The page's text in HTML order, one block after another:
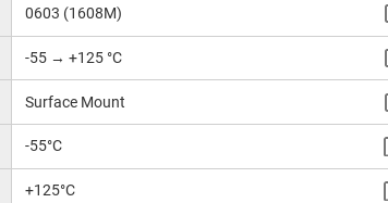
0603 (1608M)
-55 → +125 °C
Surface Mount
-55°C
+125°C